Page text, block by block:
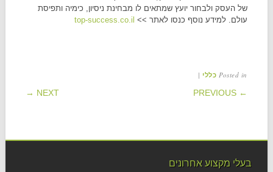
של העסק ולבחור יועץ שמתאים לו מבחינת ניסיון, כימיה ותפיסת
עולם. למידע נוסף כנסו לאתר >> top-success.co.il
Posted in כללי |
POST NAVIGATION
← PREVIOUS
NEXT →
בעלי מקצוע אחרונים